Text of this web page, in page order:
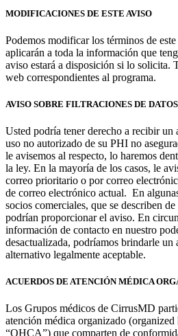
MODIFICACIONES DE ESTE AVISO
Podemos modificar los términos de
aplicarán a toda la información que
aviso estará a disposición si lo solicita.
web correspondientes al programa.
AVISO SOBRE FILTRACIONES DE DATOS
Usted podría tener derecho a recibir un
uso no autorizado de su PHI no
le avisemos al respecto, lo haremos
la ley. En la mayoría de los casos, le
correo prioritario o por correo
de correo electrónico actual. En
socios comerciales, que se describen
podrían proporcionar el aviso. En
información de contacto en nuestro
desactualizada, podríamos brindarle un
alternativo legalmente aceptable.
ACUERDOS DE ATENCIÓN MÉDICA
Los Grupos médicos de CirrusMD
atención médica organizado (organized
“OHCA”) que comparten de